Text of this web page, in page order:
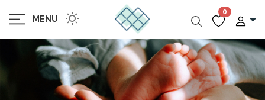
MENU
0